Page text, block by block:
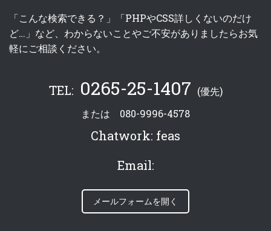
「こんな検索できる？」「PHPやCSS詳しくないのだけ
ど…」など、わからないことやご不安がありましたらお気
軽にご相談ください。
TEL: 0265-25-1407 (優先)
または 080-9996-4578
Chatwork: feas
Email:
メールフォームを開く